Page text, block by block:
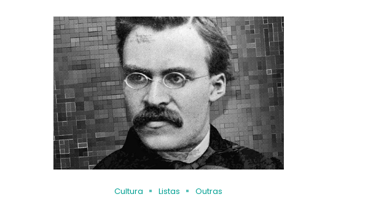
Cultura Listas Outras